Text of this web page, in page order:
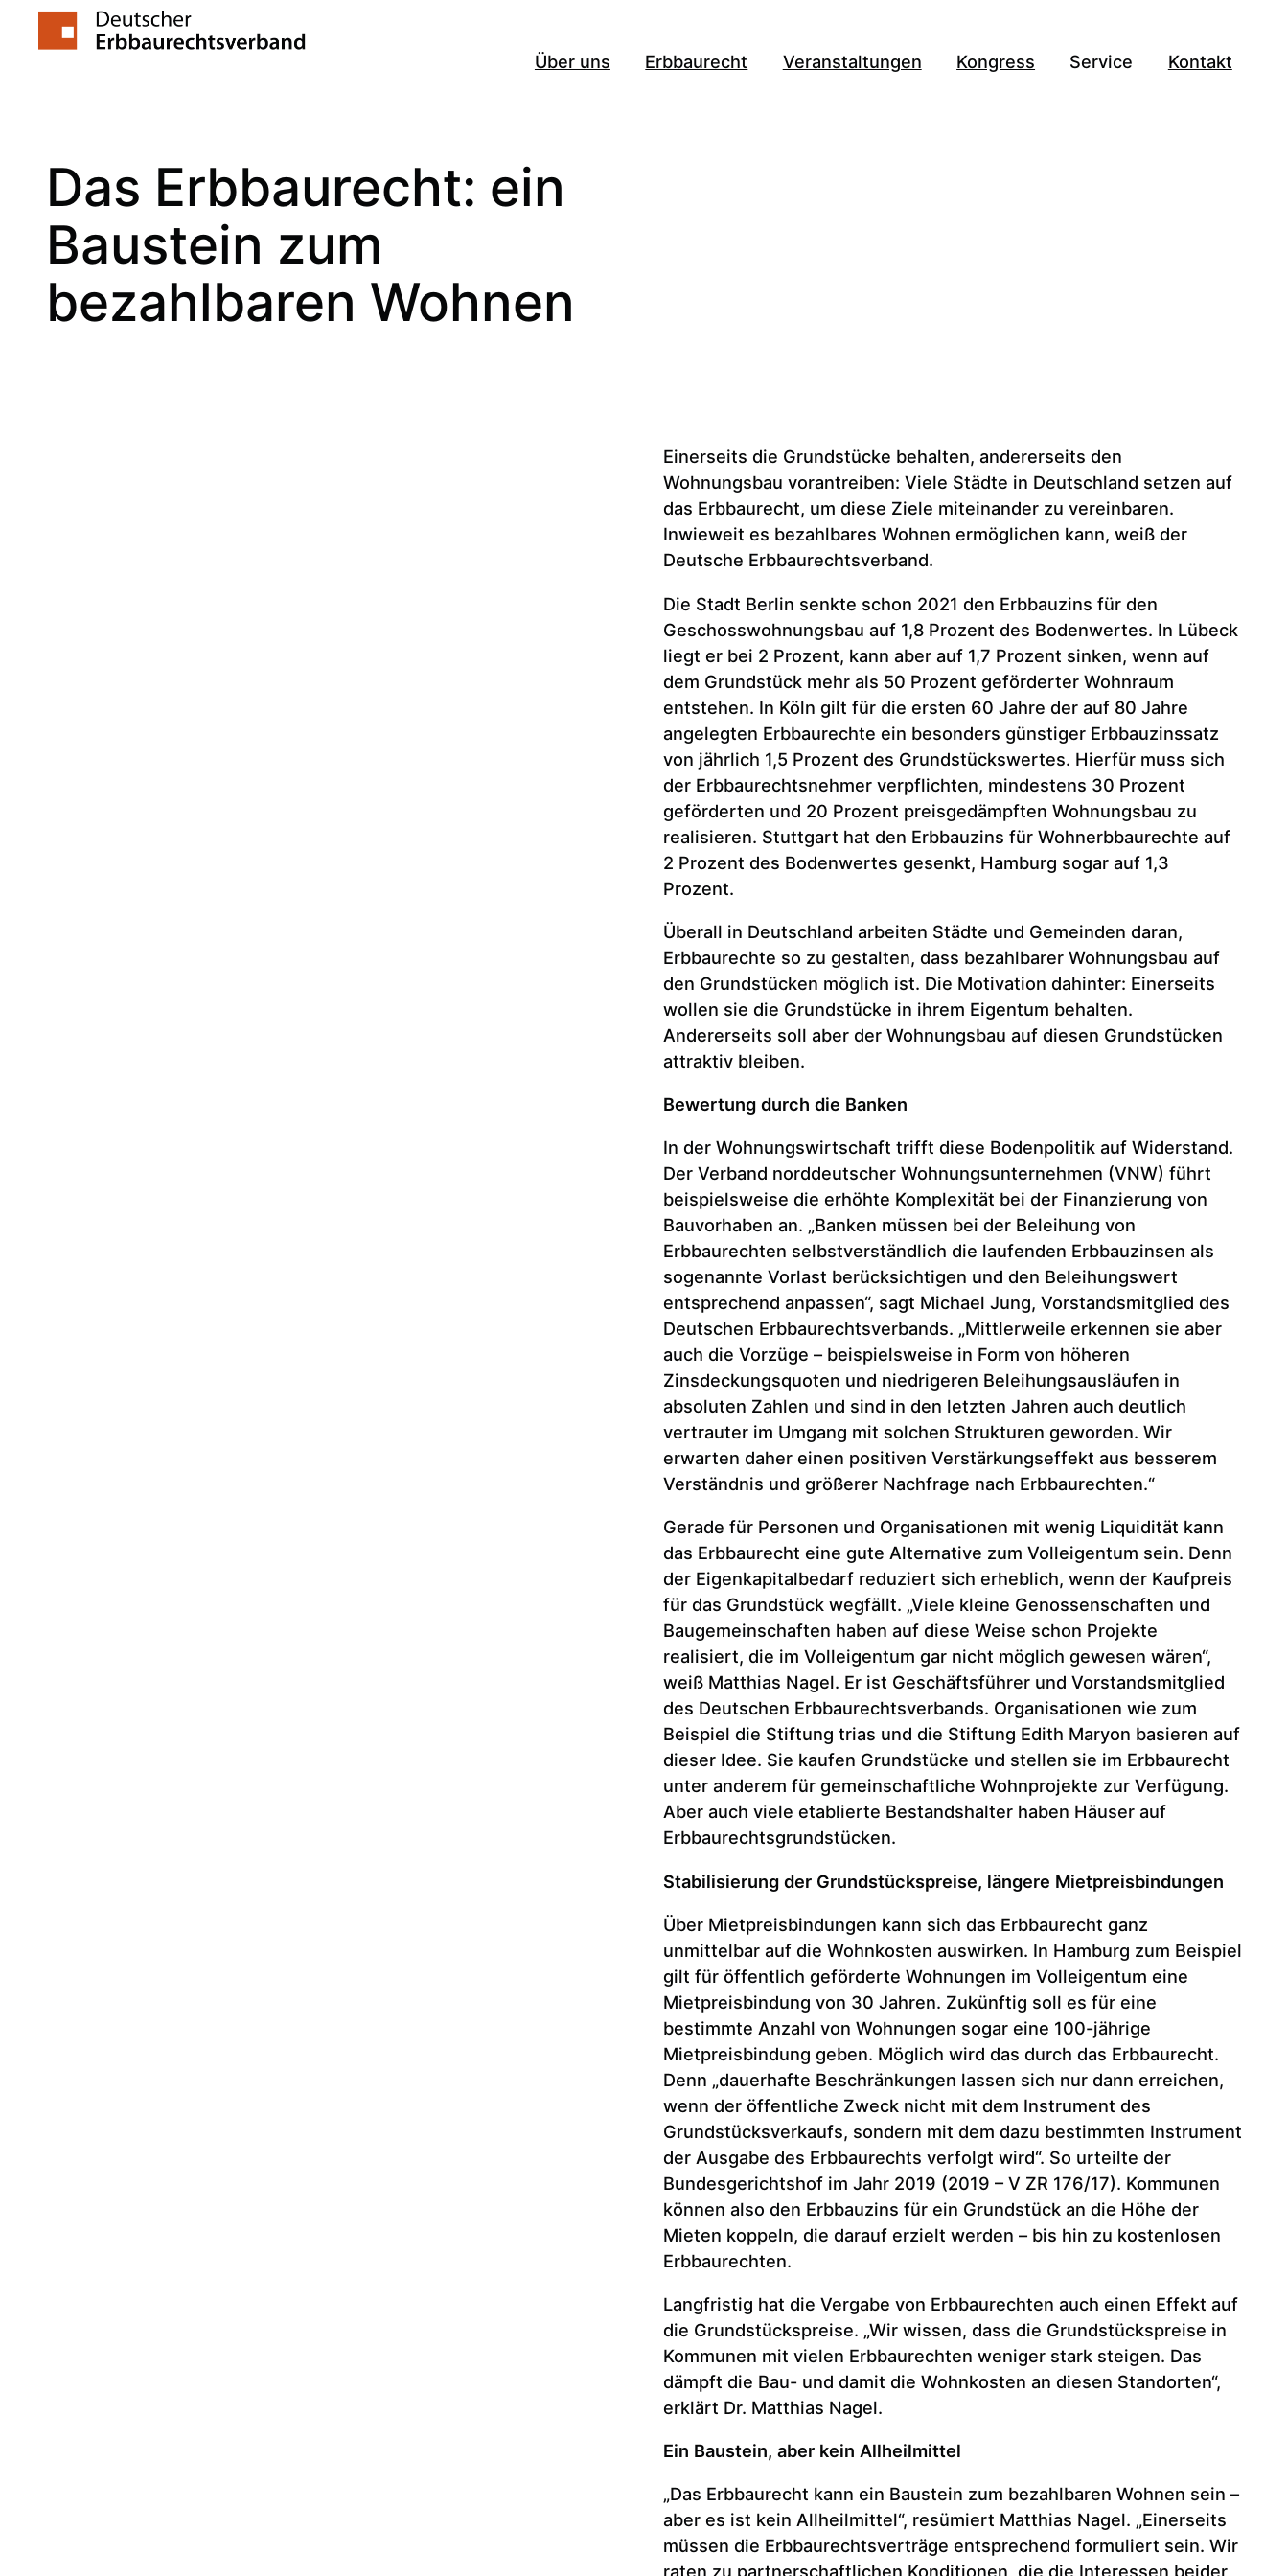
Inhalt
Über uns Erbbaurecht Veranstaltungen Kongress Service Kontakt
Das Erbbaurecht: ein
Baustein zum
bezahlbaren Wohnen
Einerseits die Grundstücke behalten, andererseits den
Wohnungsbau vorantreiben: Viele Städte in Deutschland setzen auf
das Erbbaurecht, um diese Ziele miteinander zu vereinbaren.
Inwieweit es bezahlbares Wohnen ermöglichen kann, weiß der
Deutsche Erbbaurechtsverband.
Die Stadt Berlin senkte schon 2021 den Erbbauzins für den
Geschosswohnungsbau auf 1,8 Prozent des Bodenwertes. In Lübeck
liegt er bei 2 Prozent, kann aber auf 1,7 Prozent sinken, wenn auf
dem Grundstück mehr als 50 Prozent geförderter Wohnraum
entstehen. In Köln gilt für die ersten 60 Jahre der auf 80 Jahre
angelegten Erbbaurechte ein besonders günstiger Erbbauzinssatz
von jährlich 1,5 Prozent des Grundstückswertes. Hierfür muss sich
der Erbbaurechtsnehmer verpflichten, mindestens 30 Prozent
geförderten und 20 Prozent preisgedämpften Wohnungsbau zu
realisieren. Stuttgart hat den Erbbauzins für Wohnerbbaurechte auf
2 Prozent des Bodenwertes gesenkt, Hamburg sogar auf 1,3
Prozent.
Überall in Deutschland arbeiten Städte und Gemeinden daran,
Erbbaurechte so zu gestalten, dass bezahlbarer Wohnungsbau auf
den Grundstücken möglich ist. Die Motivation dahinter: Einerseits
wollen sie die Grundstücke in ihrem Eigentum behalten.
Andererseits soll aber der Wohnungsbau auf diesen Grundstücken
attraktiv bleiben.
Bewertung durch die Banken
In der Wohnungswirtschaft trifft diese Bodenpolitik auf Widerstand.
Der Verband norddeutscher Wohnungsunternehmen (VNW) führt
beispielsweise die erhöhte Komplexität bei der Finanzierung von
Bauvorhaben an. „Banken müssen bei der Beleihung von
Erbbaurechten selbstverständlich die laufenden Erbbauzinsen als
sogenannte Vorlast berücksichtigen und den Beleihungswert
entsprechend anpassen“, sagt Michael Jung, Vorstandsmitglied des
Deutschen Erbbaurechtsverbands. „Mittlerweile erkennen sie aber
auch die Vorzüge – beispielsweise in Form von höheren
Zinsdeckungsquoten und niedrigeren Beleihungsausläufen in
absoluten Zahlen und sind in den letzten Jahren auch deutlich
vertrauter im Umgang mit solchen Strukturen geworden. Wir
erwarten daher einen positiven Verstärkungseffekt aus besserem
Verständnis und größerer Nachfrage nach Erbbaurechten.“
Gerade für Personen und Organisationen mit wenig Liquidität kann
das Erbbaurecht eine gute Alternative zum Volleigentum sein. Denn
der Eigenkapitalbedarf reduziert sich erheblich, wenn der Kaufpreis
für das Grundstück wegfällt. „Viele kleine Genossenschaften und
Baugemeinschaften haben auf diese Weise schon Projekte
realisiert, die im Volleigentum gar nicht möglich gewesen wären“,
weiß Matthias Nagel. Er ist Geschäftsführer und Vorstandsmitglied
des Deutschen Erbbaurechtsverbands. Organisationen wie zum
Beispiel die Stiftung trias und die Stiftung Edith Maryon basieren auf
dieser Idee. Sie kaufen Grundstücke und stellen sie im Erbbaurecht
unter anderem für gemeinschaftliche Wohnprojekte zur Verfügung.
Aber auch viele etablierte Bestandshalter haben Häuser auf
Erbbaurechtsgrundstücken.
Stabilisierung der Grundstückspreise, längere Mietpreisbindungen
Über Mietpreisbindungen kann sich das Erbbaurecht ganz
unmittelbar auf die Wohnkosten auswirken. In Hamburg zum Beispiel
gilt für öffentlich geförderte Wohnungen im Volleigentum eine
Mietpreisbindung von 30 Jahren. Zukünftig soll es für eine
bestimmte Anzahl von Wohnungen sogar eine 100-jährige
Mietpreisbindung geben. Möglich wird das durch das Erbbaurecht.
Denn „dauerhafte Beschränkungen lassen sich nur dann erreichen,
wenn der öffentliche Zweck nicht mit dem Instrument des
Grundstücksverkaufs, sondern mit dem dazu bestimmten Instrument
der Ausgabe des Erbbaurechts verfolgt wird“. So urteilte der
Bundesgerichtshof im Jahr 2019 (2019 – V ZR 176/17). Kommunen
können also den Erbbauzins für ein Grundstück an die Höhe der
Mieten koppeln, die darauf erzielt werden – bis hin zu kostenlosen
Erbbaurechten.
Langfristig hat die Vergabe von Erbbaurechten auch einen Effekt auf
die Grundstückspreise. „Wir wissen, dass die Grundstückspreise in
Kommunen mit vielen Erbbaurechten weniger stark steigen. Das
dämpft die Bau- und damit die Wohnkosten an diesen Standorten“,
erklärt Dr. Matthias Nagel.
Ein Baustein, aber kein Allheilmittel
„Das Erbbaurecht kann ein Baustein zum bezahlbaren Wohnen sein –
aber es ist kein Allheilmittel“, resümiert Matthias Nagel. „Einerseits
müssen die Erbbaurechtsverträge entsprechend formuliert sein. Wir
raten zu partnerschaftlichen Konditionen, die die Interessen beider